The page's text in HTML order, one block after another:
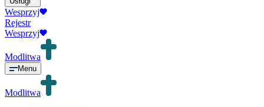
Wesprzyj
Rejestr
Wesprzyj
Modlitwa
Menu
Modlitwa